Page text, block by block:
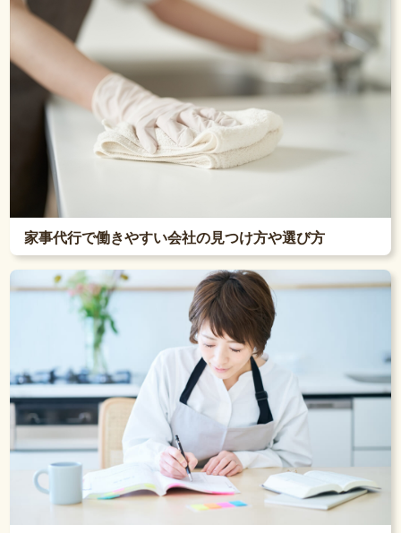
家事代行で働きやすい会社の見つけ方や選び方